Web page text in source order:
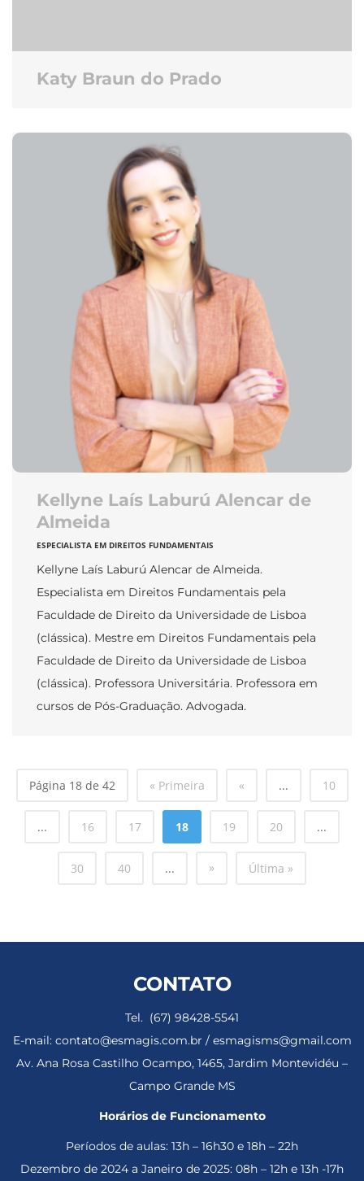
Katy Braun do Prado
Kellyne Laís Laburú Alencar de
Almeida
ESPECIALISTA EM DIREITOS FUNDAMENTAIS
Kellyne Laís Laburú Alencar de Almeida.
Especialista em Direitos Fundamentais pela
Faculdade de Direito da Universidade de Lisboa
(clássica). Mestre em Direitos Fundamentais pela
Faculdade de Direito da Universidade de Lisboa
(clássica). Professora Universitária. Professora em
cursos de Pós-Graduação. Advogada.
Página 18 de 42 « Primeira « ... 10
... 16 17 18 19 20 ...
30 40 ... » Última »
CONTATO
Tel. (67) 98428-5541
E-mail: contato@esmagis.com.br / esmagisms@gmail.com
Av. Ana Rosa Castilho Ocampo, 1465, Jardim Montevidéu –
Campo Grande MS
Horários de Funcionamento
Períodos de aulas: 13h – 16h30 e 18h – 22h
Dezembro de 2024 a Janeiro de 2025: 08h – 12h e 13h -17h